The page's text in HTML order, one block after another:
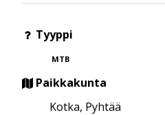
Tyyppi
MTB
Paikkakunta
Kotka, Pyhtää